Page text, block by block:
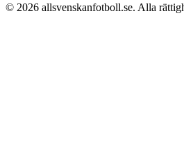
© 2026 allsvenskanfotboll.se. Alla